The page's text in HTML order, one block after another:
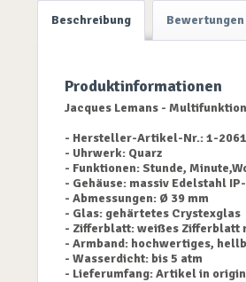
Beschreibung Bewertungen
Produktinformationen
Jacques Lemans -
- Hersteller-Artikel-Nr.: 1-
- Uhrwerk: Quarz
- Funktionen: Stunde,
- Gehäuse: massiv Edelstahl
- Abmessungen: Ø 39 mm
- Glas: gehärtetes Crystexglas
- Zifferblatt: weißes Zifferblatt
- Armband: hochwertiges,
- Wasserdicht: bis 5 atm
- Lieferumfang: Artikel in